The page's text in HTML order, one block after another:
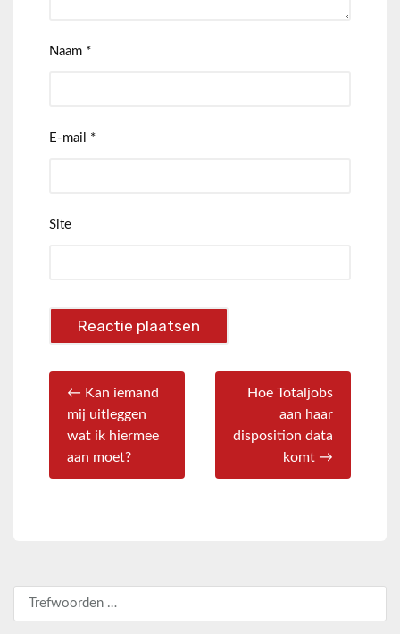
Naam *
E-mail *
Site
← Kan iemand
mij uitleggen
wat ik hiermee
aan moet?
Hoe Totaljobs
aan haar
disposition data
komt →
Zoeken naar: